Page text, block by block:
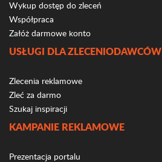
Wykup dostęp do zleceń
Współpraca
Załóż darmowe konto
USŁUGI DLA ZLECENIODAWCÓW
Zlecenia reklamowe
Zleć za darmo
Szukaj inspiracji
KAMPANIE REKLAMOWE
Prezentacja portalu